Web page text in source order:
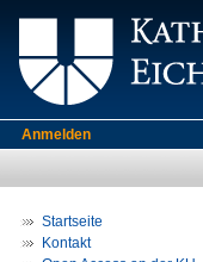
Anmelden
Startseite
Kontakt